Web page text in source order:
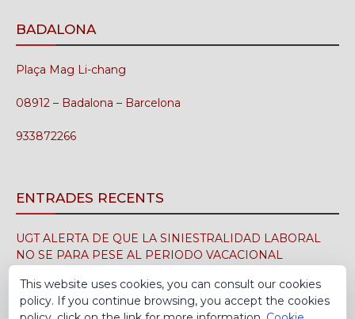
BADALONA
Plaça Mag Li-chang
08912 – Badalona – Barcelona
933872266
ENTRADES RECENTS
UGT ALERTA DE QUE LA SINIESTRALIDAD LABORAL
NO SE PARA PESE AL PERIODO VACACIONAL
UGT FICA FIRMA EN EL SIMA EL CONVENIO
This website uses cookies, you can consult our cookies
policy. If you continue browsing, you accept the cookies